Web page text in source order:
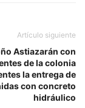
Artículo siguiente
Astiazarán con
de la colonia
la entrega de
con concreto
hidráulico